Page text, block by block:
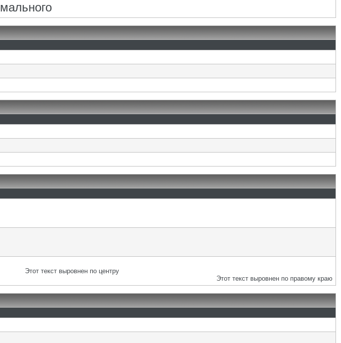
Этот текст выровнен по центру
Этот текст выровнен по правому краю